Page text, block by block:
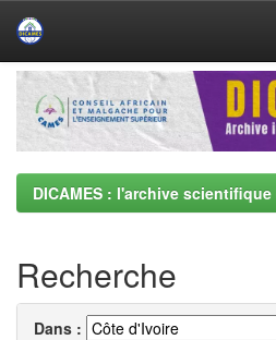
Skip
navigation
DICAMES : l'archive
Recherche
Dans :